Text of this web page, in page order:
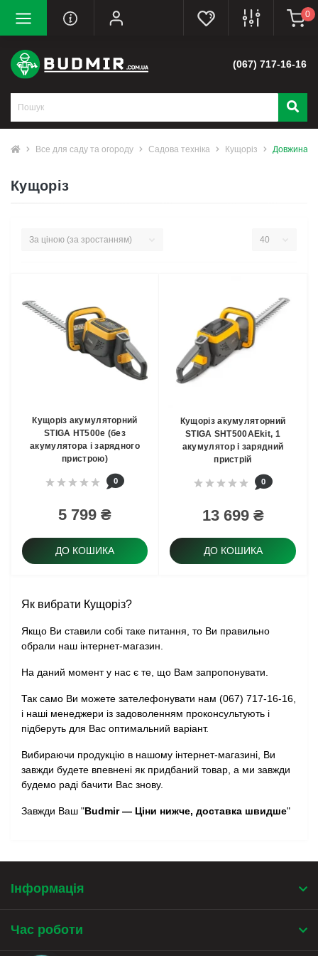
0
(067) 717-16-16
Все для саду та огороду Садова техніка Кущоріз Довжина
Кущоріз
Кущоріз акумуляторний
STIGA HT500e (без
акумулятора і зарядного
пристрою)
0
5 799 ₴
ДО КОШИКА
Кущоріз акумуляторний
STIGA SHT500AEkit, 1
акумулятор і зарядний
пристрій
0
13 699 ₴
ДО КОШИКА
Як вибрати Кущоріз?
Якщо Ви ставили собі таке питання, то Ви правильно
обрали наш інтернет-магазин.
На даний момент у нас є те, що Вам запропонувати.
Так само Ви можете зателефонувати нам (067) 717-16-16,
і наші менеджери із задоволенням проконсультують і
підберуть для Вас оптимальний варіант.
Вибираючи продукцію в нашому інтернет-магазині, Ви
завжди будете впевнені як придбаний товар, а ми завжди
будемо раді бачити Вас знову.
Завжди Ваш "Budmir — Ціни нижче, доставка швидше"
Інформація
Час роботи